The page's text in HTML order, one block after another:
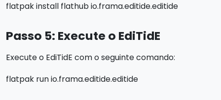
flatpak install flathub io.frama.editide.editide
Passo 5: Execute o EdiTidE
Execute o EdiTidE com o seguinte comando:
flatpak run io.frama.editide.editide